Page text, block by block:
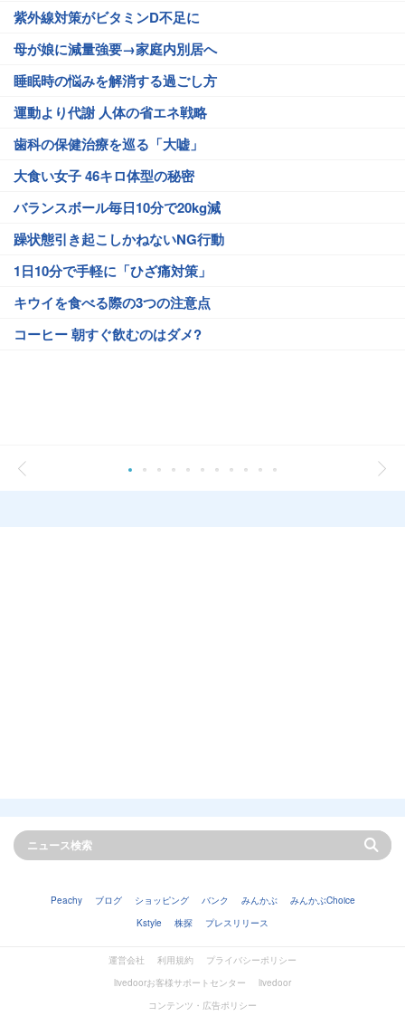
紫外線対策がビタミンD不足に
母が娘に減量強要→家庭内別居へ
睡眠時の悩みを解消する過ごし方
運動より代謝 人体の省エネ戦略
歯科の保健治療を巡る「大嘘」
大食い女子 46キロ体型の秘密
バランスボール毎日10分で20kg減
躁状態引き起こしかねないNG行動
1日10分で手軽に「ひざ痛対策」
キウイを食べる際の3つの注意点
コーヒー 朝すぐ飲むのはダメ?
Peachy ブログ ショッピング バンク みんかぶ
みんかぶChoice
Kstyle
株探 プレスリリース
運営会社 利用規約
プライバシーポリシー
livedoorお客様サポートセンター
livedoor
コンテンツ・広告ポリシー